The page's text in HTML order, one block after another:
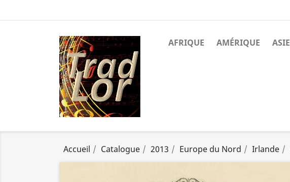
AFRIQUE AMÉRIQUE ASIE
Accueil Catalogue 2013 Europe du Nord Irlande